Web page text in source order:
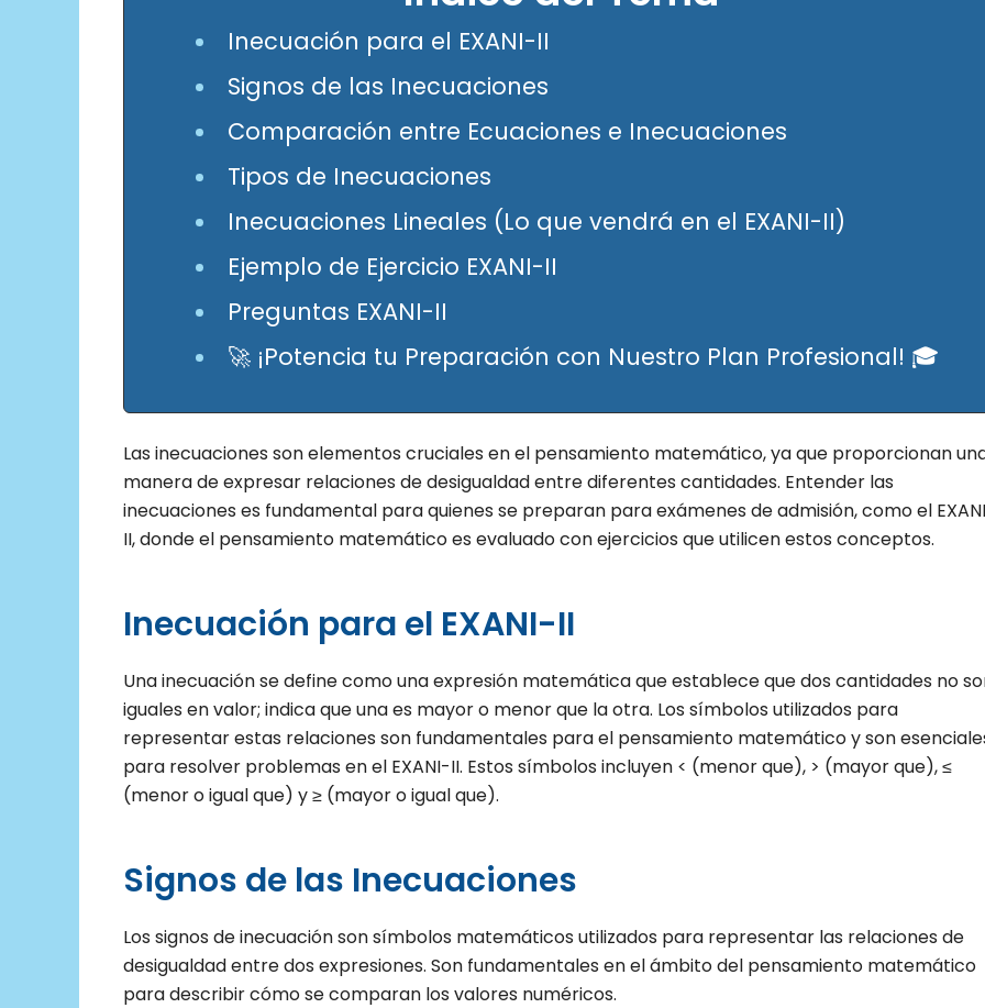
Inecuación para el EXANI-II
Signos de las Inecuaciones
Comparación entre Ecuaciones e Inecuaciones
Tipos de Inecuaciones
Inecuaciones Lineales (Lo que vendrá en el EXANI-II)
Ejemplo de Ejercicio EXANI-II
Preguntas EXANI-II
🚀 ¡Potencia tu Preparación con Nuestro Plan Profesional! 🎓
Las inecuaciones son elementos cruciales en el pensamiento matemático, ya que proporcionan
manera de expresar relaciones de desigualdad entre diferentes cantidades. Entender las
inecuaciones es fundamental para quienes se preparan para exámenes de admisión, como el
II, donde el pensamiento matemático es evaluado con ejercicios que utilicen estos conceptos.
Inecuación para el EXANI-II
Una inecuación se define como una expresión matemática que establece que dos cantidades no
iguales en valor; indica que una es mayor o menor que la otra. Los símbolos utilizados para
representar estas relaciones son fundamentales para el pensamiento matemático y son
para resolver problemas en el EXANI-II. Estos símbolos incluyen < (menor que), > (mayor que), ≤
(menor o igual que) y ≥ (mayor o igual que).
Signos de las Inecuaciones
Los signos de inecuación son símbolos matemáticos utilizados para representar las relaciones de
desigualdad entre dos expresiones. Son fundamentales en el ámbito del pensamiento matemático
para describir cómo se comparan los valores numéricos.